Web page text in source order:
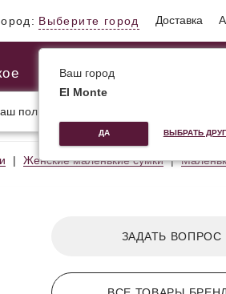
Выберите город Доставка
пол.
МУЖСКИЕ И ДЕЛОВЫЕ СУМКИ
Женские маленькие сумки
ЗАДАТЬ ВОПРОС
Ваш город
El Monte
ДА ВЫБРАТЬ